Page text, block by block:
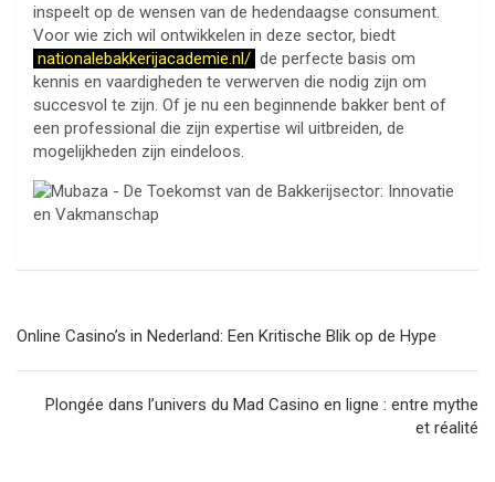
inspeelt op de wensen van de hedendaagse consument.
Voor wie zich wil ontwikkelen in deze sector, biedt
nationalebakkerijacademie.nl/ de perfecte basis om
kennis en vaardigheden te verwerven die nodig zijn om
succesvol te zijn. Of je nu een beginnende bakker bent of
een professional die zijn expertise wil uitbreiden, de
mogelijkheden zijn eindeloos.
entradas
Online Casino’s in Nederland: Een Kritische Blik op de Hype
Plongée dans l’univers du Mad Casino en ligne : entre mythe
et réalité